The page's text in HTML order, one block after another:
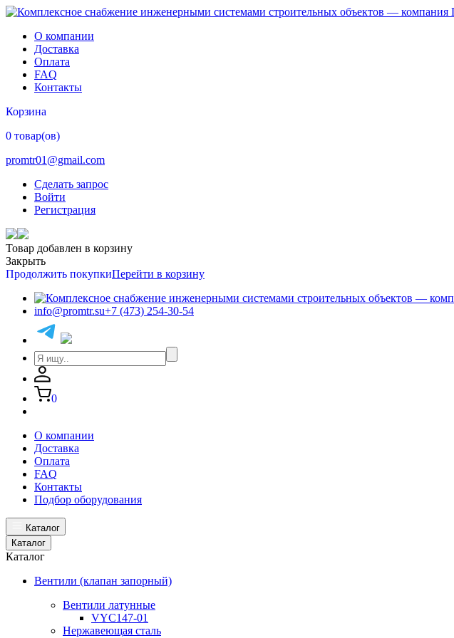
О компании
Доставка
Оплата
FAQ
Контакты
Корзина
0 товар(ов)
promtr01@gmail.com
Сделать запрос
Войти
Регистрация
Товар добавлен в корзину
Закрыть
Продолжить покупкиПерейти в корзину
info@promtr.su+7 (473) 254-30-54
0
О компании
Доставка
Оплата
FAQ
Контакты
Подбор оборудования
Каталог
Каталог
Каталог
Вентили (клапан запорный)
Вентили латунные
VYC147-01
Нержавеющая сталь